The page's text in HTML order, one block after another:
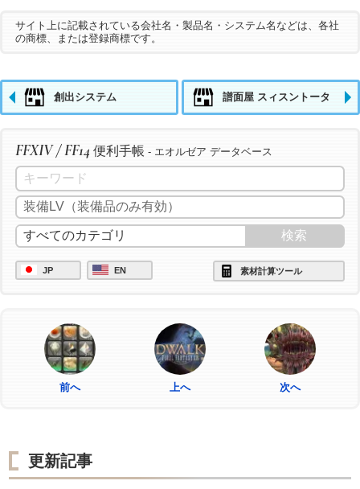
サイト上に記載されている会社名・製品名・システム名などは、各社
の商標、または登録商標です。
創出システム 譜面屋 スィスントータ
FFXIV / FF14 便利手帳 - エオルゼア データベース
JP EN 素材計算ツール
前へ 上へ 次へ
更新記事